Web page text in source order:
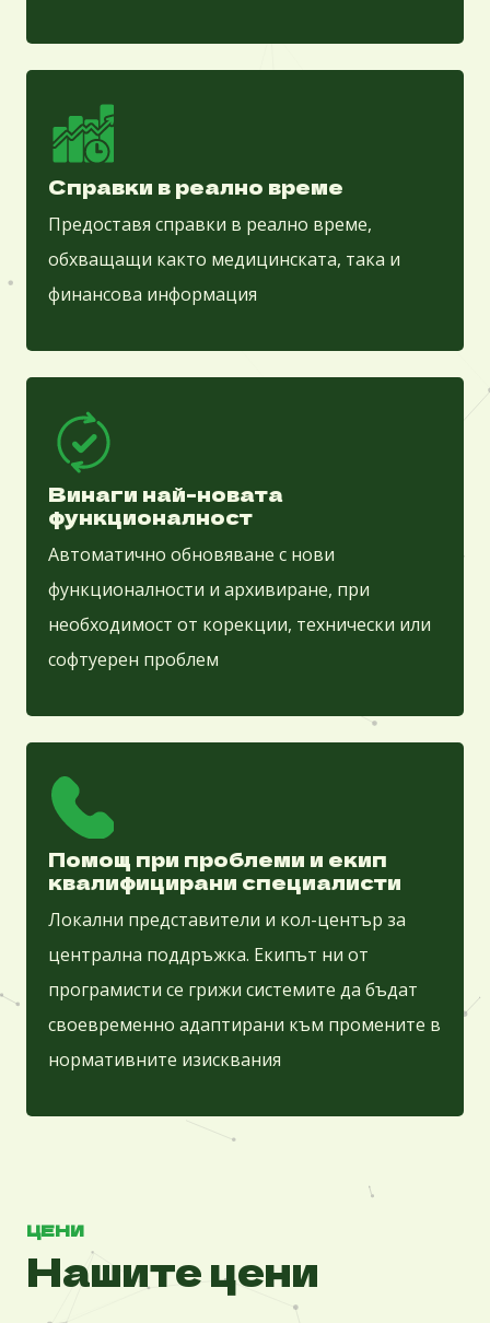
Справки в реално време
Предоставя справки в реално време,
обхващащи както медицинската, така и
финансова информация
Винаги най-новата
функционалност
Автоматично обновяване с нови
функционалности и архивиране, при
необходимост от корекции, технически или
софтуерен проблем
Помощ при проблеми и екип
квалифицирани специалисти
Локални представители и кол-център за
централна поддръжка. Екипът ни от
програмисти се грижи системите да бъдат
своевременно адаптирани към промените в
нормативните изисквания
ЦЕНИ
Нашите цени